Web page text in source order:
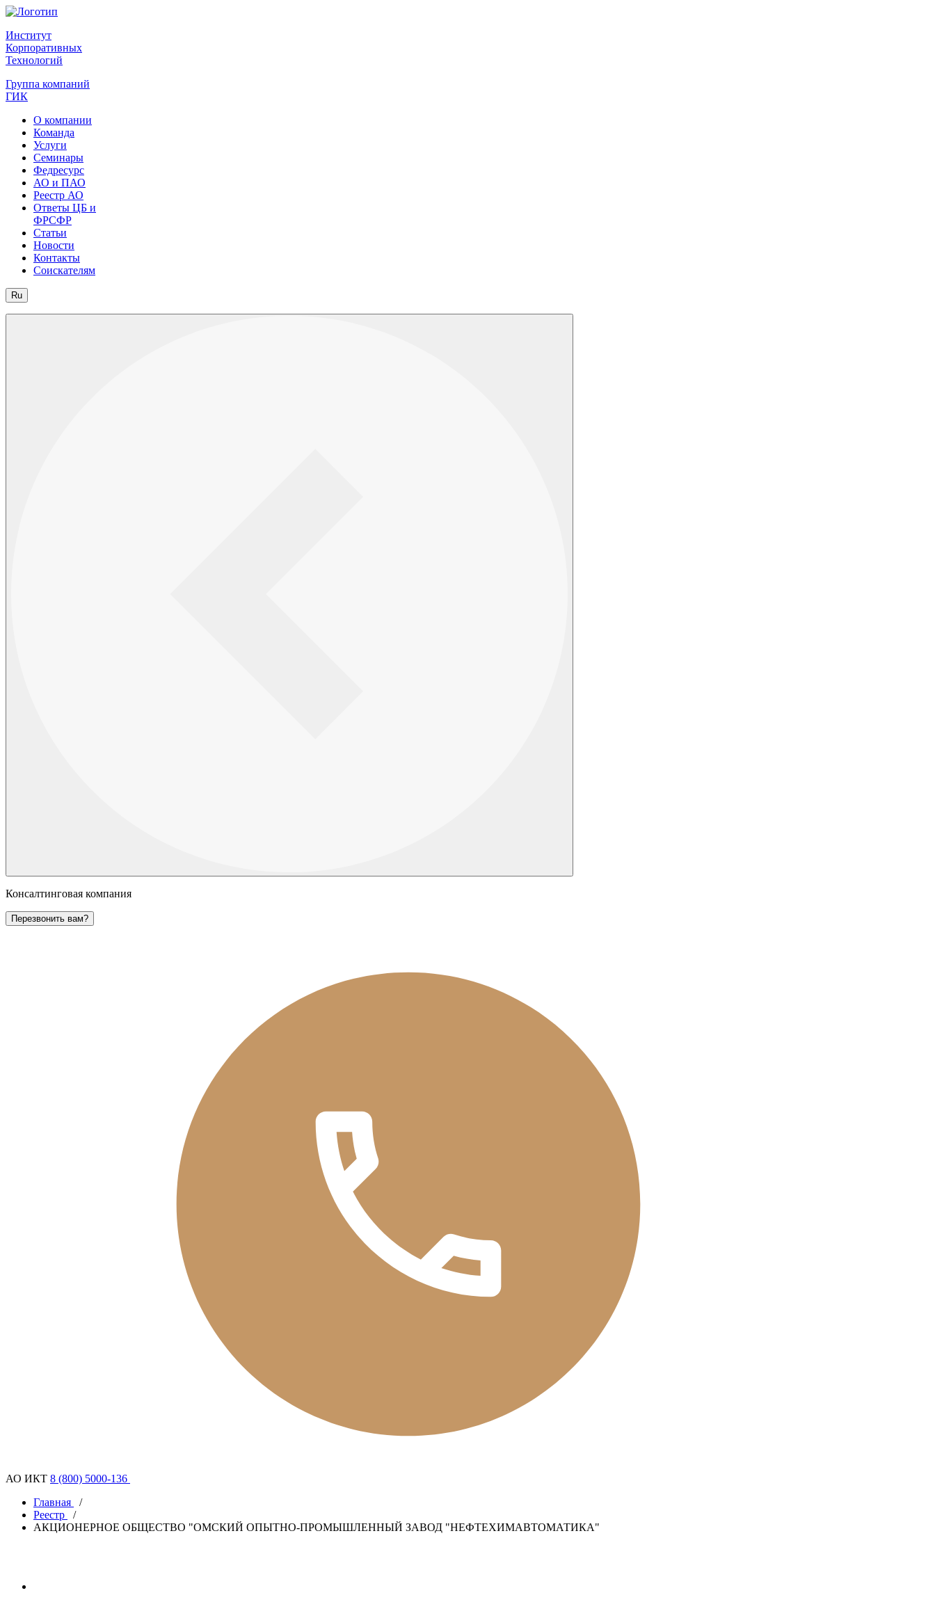
Институт
Корпоративных
Технологий
Группа компаний
ГИК
О компании
Команда
Услуги
Семинары
Федресурс
АО и ПАО
Реестр АО
Ответы ЦБ и
ФРСФР
Статьи
Новости
Контакты
Соискателям
Ru
Консалтинговая компания
Перезвонить вам?
АО ИКТ 8 (800) 5000-136
Главная
/
Реестр
/
АКЦИОНЕРНОЕ ОБЩЕСТВО "ОМСКИЙ ОПЫТНО-ПРОМЫШЛЕННЫЙ ЗАВОД "НЕФТЕХИМАВТОМАТИКА"